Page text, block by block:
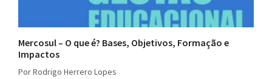
Mercosul – O que é? Bases, Objetivos, Formação e
Impactos
Por Rodrigo Herrero Lopes